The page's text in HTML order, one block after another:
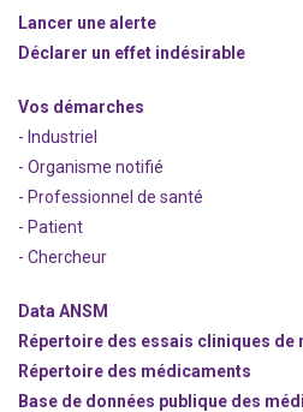
Lancer une alerte
Déclarer un effet indésirable
Vos démarches
- Industriel
- Organisme notifié
- Professionnel de santé
- Patient
- Chercheur
Data ANSM
Répertoire des essais cliniques de
Répertoire des médicaments
Base de données publique des